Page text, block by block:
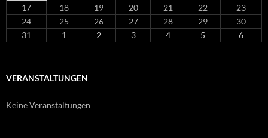
17
18 19 20 21 22
23
24
25 26 27 28 29
30
31
1 2 3 4 5 6
VERANSTALTUNGEN
Keine Veranstaltungen